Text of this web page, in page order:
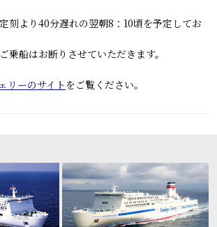
刻より40分遅れの翌朝8：10頃を予定してお
船はお断りさせていただきます。
リーのサイト をご覧ください。